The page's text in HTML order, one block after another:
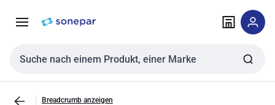
NavigationInhalt
Sucheingabe
Breadcrumb anzeigen